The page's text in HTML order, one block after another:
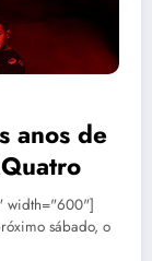
anos de
width="600"]
sábado, o